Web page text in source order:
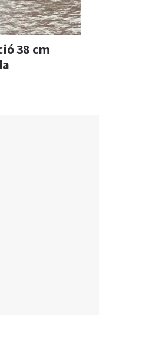
38 cm